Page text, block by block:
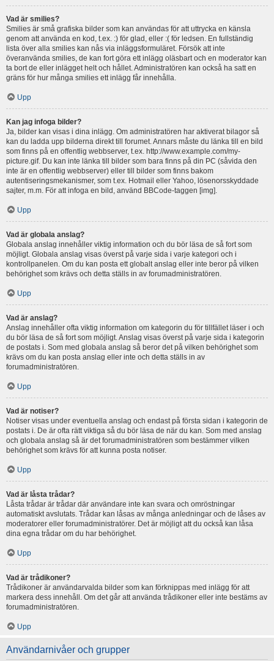
Vad är smilies?
Smilies är små grafiska bilder som kan användas för att uttrycka en känsla
genom att använda en kod, t.ex. :) för glad, eller :( för ledsen. En fullständig
lista över alla smilies kan nås via inläggsformuläret. Försök att inte
överanvända smilies, de kan fort göra ett inlägg oläsbart och en moderator kan
ta bort de eller inlägget helt och hållet. Administratören kan också ha satt en
gräns för hur många smilies ett inlägg får innehålla.
Upp
Kan jag infoga bilder?
Ja, bilder kan visas i dina inlägg. Om administratören har aktiverat bilagor så
kan du ladda upp bilderna direkt till forumet. Annars måste du länka till en bild
som finns på en offentlig webbserver, t.ex. http://www.example.com/my-
picture.gif. Du kan inte länka till bilder som bara finns på din PC (såvida den
inte är en offentlig webbserver) eller till bilder som finns bakom
autentiseringsmekanismer, som t.ex. Hotmail eller Yahoo, lösenorsskyddade
sajter, m.m. För att infoga en bild, använd BBCode-taggen [img].
Upp
Vad är globala anslag?
Globala anslag innehåller viktig information och du bör läsa de så fort som
möjligt. Globala anslag visas överst på varje sida i varje kategori och i
kontrollpanelen. Om du kan posta ett globalt anslag eller inte beror på vilken
behörighet som krävs och detta ställs in av forumadministratören.
Upp
Vad är anslag?
Anslag innehåller ofta viktig information om kategorin du för tillfället läser i och
du bör läsa de så fort som möjligt. Anslag visas överst på varje sida i kategorin
de postats i. Som med globala anslag så beror det på vilken behörighet som
krävs om du kan posta anslag eller inte och detta ställs in av
forumadministratören.
Upp
Vad är notiser?
Notiser visas under eventuella anslag och endast på första sidan i kategorin de
postats i. De är ofta rätt viktiga så du bör läsa de när du kan. Som med anslag
och globala anslag så är det forumadministratören som bestämmer vilken
behörighet som krävs för att kunna posta notiser.
Upp
Vad är låsta trådar?
Låsta trådar är trådar där användare inte kan svara och omröstningar
automatiskt avslutats. Trådar kan låsas av många anledningar och de låses av
moderatorer eller forumadministratörer. Det är möjligt att du också kan låsa
dina egna trådar om du har behörighet.
Upp
Vad är trådikoner?
Trådikoner är användarvalda bilder som kan förknippas med inlägg för att
markera dess innehåll. Om det går att använda trådikoner eller inte bestäms av
forumadministratören.
Upp
Användarnivåer och grupper